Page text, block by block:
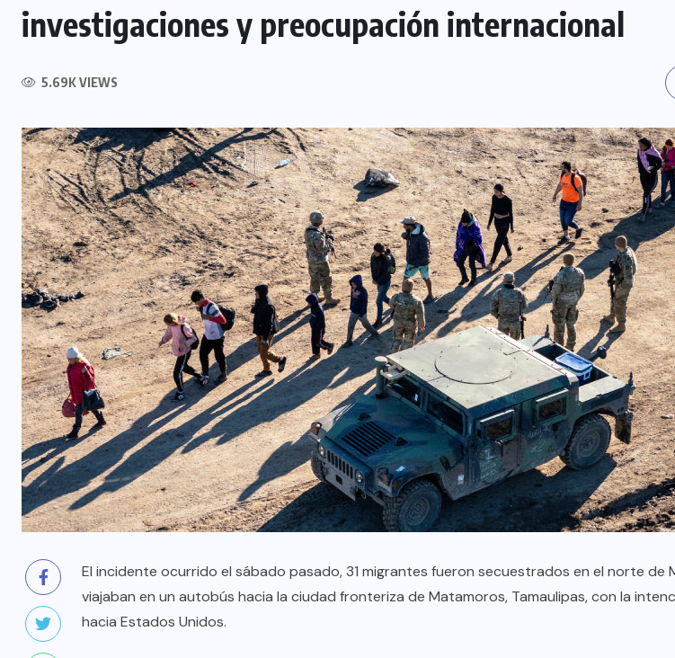
investigaciones y preocupación internacional
5.69K VIEWS
El incidente ocurrido el sábado pasado, 31 migrantes fueron secuestrados en el norte de
viajaban en un autobús hacia la ciudad fronteriza de Matamoros, Tamaulipas, con la
hacia Estados Unidos.
lideran las visitas durante las
5 AGOSTO, 2026